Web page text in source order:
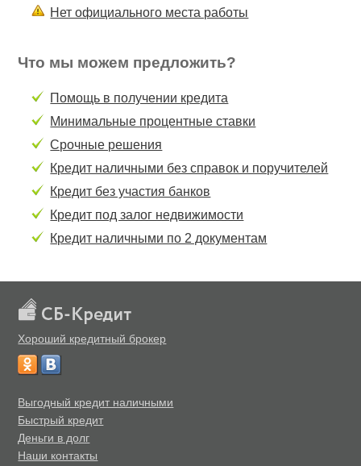
Нет официального места работы
Что мы можем предложить?
Помощь в получении кредита
Минимальные процентные ставки
Срочные решения
Кредит наличными без справок и поручителей
Кредит без участия банков
Кредит под залог недвижимости
Кредит наличными по 2 документам
Хороший кредитный брокер
Выгодный кредит наличными
Быстрый кредит
Деньги в долг
Наши контакты